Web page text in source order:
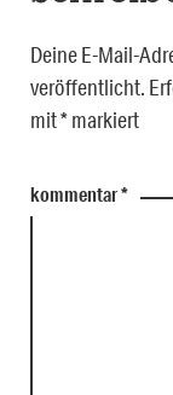
Deine E-Mail-
veröffentlicht.
mit*markiert
kommentar*